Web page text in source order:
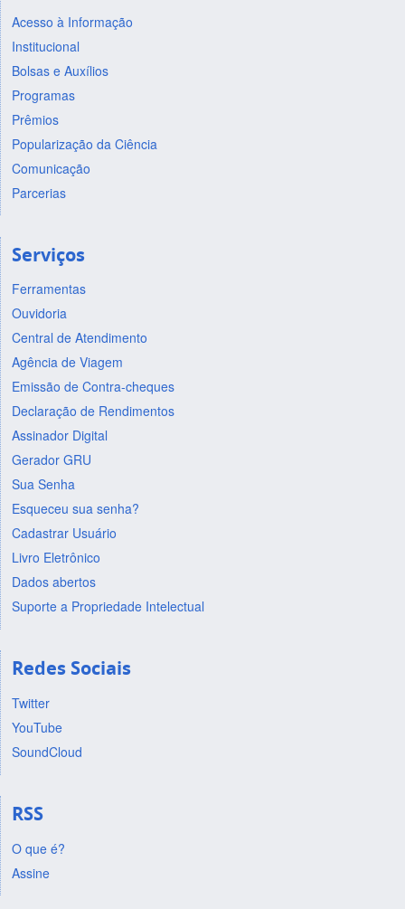
Acesso à Informação
Institucional
Bolsas e Auxílios
Programas
Prêmios
Popularização da Ciência
Comunicação
Parcerias
Serviços
Ferramentas
Ouvidoria
Central de Atendimento
Agência de Viagem
Emissão de Contra-cheques
Declaração de Rendimentos
Assinador Digital
Gerador GRU
Sua Senha
Esqueceu sua senha?
Cadastrar Usuário
Livro Eletrônico
Dados abertos
Suporte a Propriedade Intelectual
Redes Sociais
Twitter
YouTube
SoundCloud
RSS
O que é?
Assine